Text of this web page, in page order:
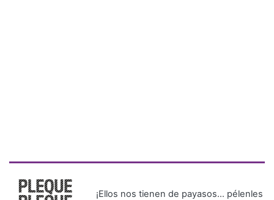
¡Ellos nos tienen de payasos… pélenles